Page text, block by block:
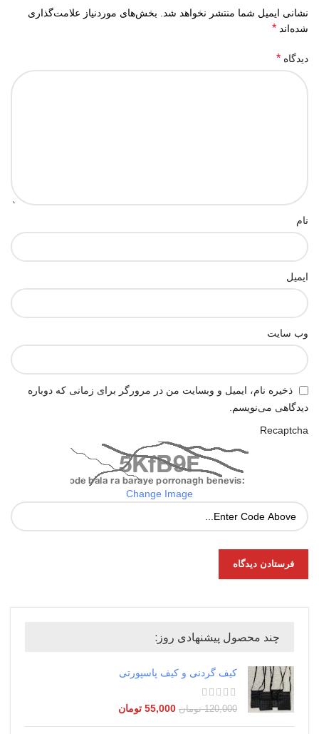
نشانی ایمیل شما منتشر نخواهد شد.
بخش‌های موردنیاز علامت‌گذاری
شده‌اند *
دیدگاه *
نام
ایمیل
وب‌ سایت
ذخیره نام، ایمیل و وبسایت من در مرورگر برای زمانی که دوباره
دیدگاهی می‌نویسم.
Recaptcha
Change Image
چند محصول پیشنهادی روز:
کیف گردنی و کیف پاسپورتی
120,000 تومان 55,000 تومان